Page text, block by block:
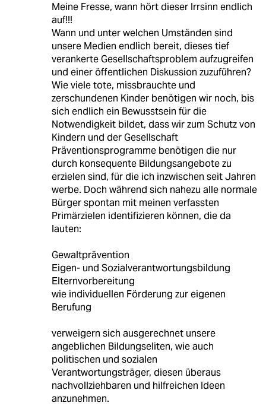
Meine Fresse, wann hört dieser Irrsinn endlich
auf!!!
Wann und unter welchen Umständen sind
unsere Medien endlich bereit, dieses tief
verankerte Gesellschaftsproblem aufzugreifen
und einer öffentlichen Diskussion zuzuführen?
Wie viele tote, missbrauchte und
zerschundenen Kinder benötigen wir noch, bis
sich endlich ein Bewusstsein für die
Notwendigkeit bildet, dass wir zum Schutz von
Kindern und der Gesellschaft
Präventionsprogramme benötigen die nur
durch konsequente Bildungsangebote zu
erzielen sind, für die ich inzwischen seit Jahren
werbe. Doch während sich nahezu alle normale
Bürger spontan mit meinen verfassten
Primärzielen identifizieren können, die da
lauten:
Gewaltprävention
Eigen- und Sozialverantwortungsbildung
Elternvorbereitung
wie individuellen Förderung zur eigenen
Berufung
verweigern sich ausgerechnet unsere
angeblichen Bildungseliten, wie auch
politischen und sozialen
Verantwortungsträger, diesen überaus
nachvollziehbaren und hilfreichen Ideen
anzunehmen.